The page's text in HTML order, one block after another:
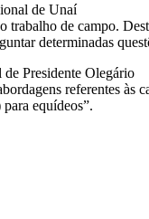
de Unaí
de campo.
determinadas
Presidente Olegário
referentes às
equídeos”.